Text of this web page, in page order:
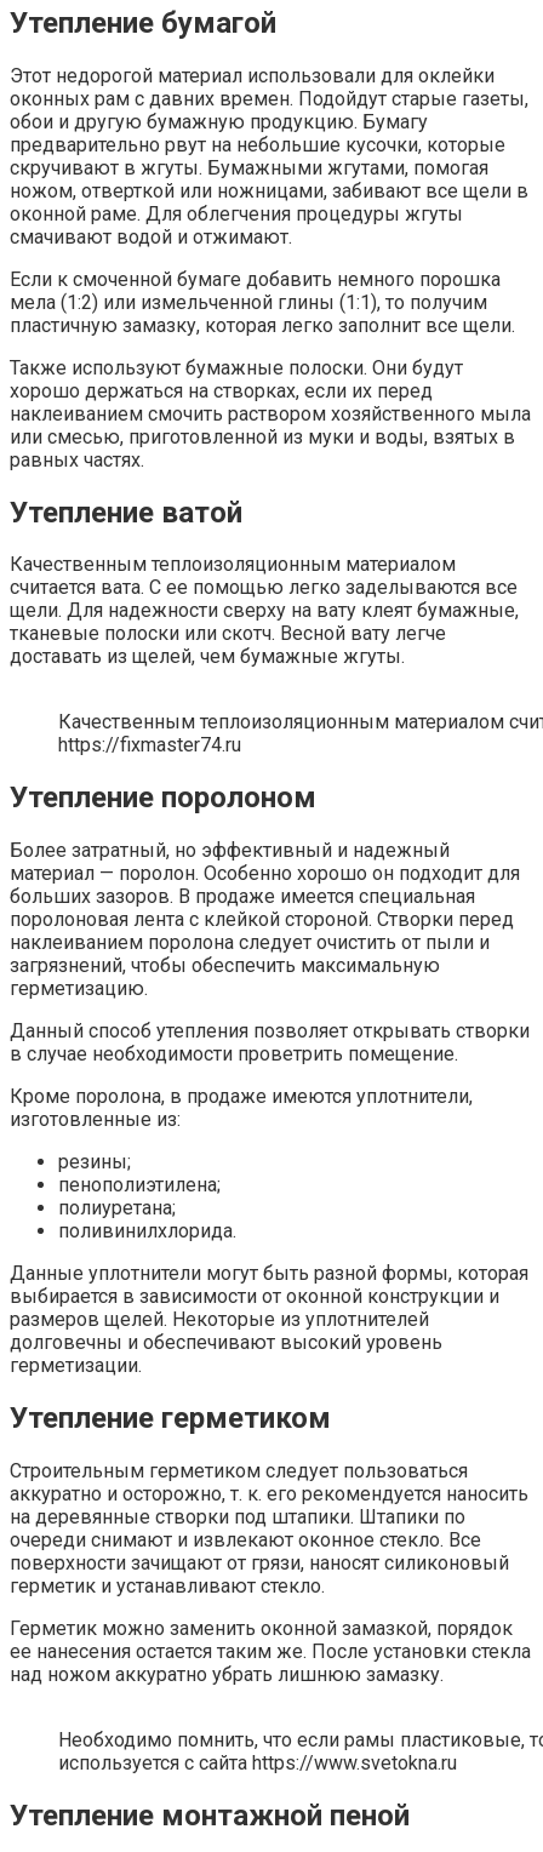
Утепление бумагой
Этот недорогой материал использовали для оклейки
оконных рам с давних времен. Подойдут старые газеты,
обои и другую бумажную продукцию. Бумагу
предварительно рвут на небольшие кусочки, которые
скручивают в жгуты. Бумажными жгутами, помогая
ножом, отверткой или ножницами, забивают все щели в
оконной раме. Для облегчения процедуры жгуты
смачивают водой и отжимают.
Если к смоченной бумаге добавить немного порошка
мела (1:2) или измельченной глины (1:1), то получим
пластичную замазку, которая легко заполнит все щели.
Также используют бумажные полоски. Они будут
хорошо держаться на створках, если их перед
наклеиванием смочить раствором хозяйственного мыла
или смесью, приготовленной из муки и воды, взятых в
равных частях.
Утепление ватой
Качественным теплоизоляционным материалом
считается вата. С ее помощью легко заделываются все
щели. Для надежности сверху на вату клеят бумажные,
тканевые полоски или скотч. Весной вату легче
доставать из щелей, чем бумажные жгуты.
Качественным теплоизоляционным материалом
https://fixmaster74.ru
Утепление поролоном
Более затратный, но эффективный и надежный
материал — поролон. Особенно хорошо он подходит для
больших зазоров. В продаже имеется специальная
поролоновая лента с клейкой стороной. Створки перед
наклеиванием поролона следует очистить от пыли и
загрязнений, чтобы обеспечить максимальную
герметизацию.
Данный способ утепления позволяет открывать створки
в случае необходимости проветрить помещение.
Кроме поролона, в продаже имеются уплотнители,
изготовленные из:
резины;
пенополиэтилена;
полиуретана;
поливинилхлорида.
Данные уплотнители могут быть разной формы, которая
выбирается в зависимости от оконной конструкции и
размеров щелей. Некоторые из уплотнителей
долговечны и обеспечивают высокий уровень
герметизации.
Утепление герметиком
Строительным герметиком следует пользоваться
аккуратно и осторожно, т. к. его рекомендуется наносить
на деревянные створки под штапики. Штапики по
очереди снимают и извлекают оконное стекло. Все
поверхности зачищают от грязи, наносят силиконовый
герметик и устанавливают стекло.
Герметик можно заменить оконной замазкой, порядок
ее нанесения остается таким же. После установки стекла
над ножом аккуратно убрать лишнюю замазку.
Необходимо помнить, что если рамы пластиковые,
используется с сайта https://www.svetokna.ru
Утепление монтажной пеной